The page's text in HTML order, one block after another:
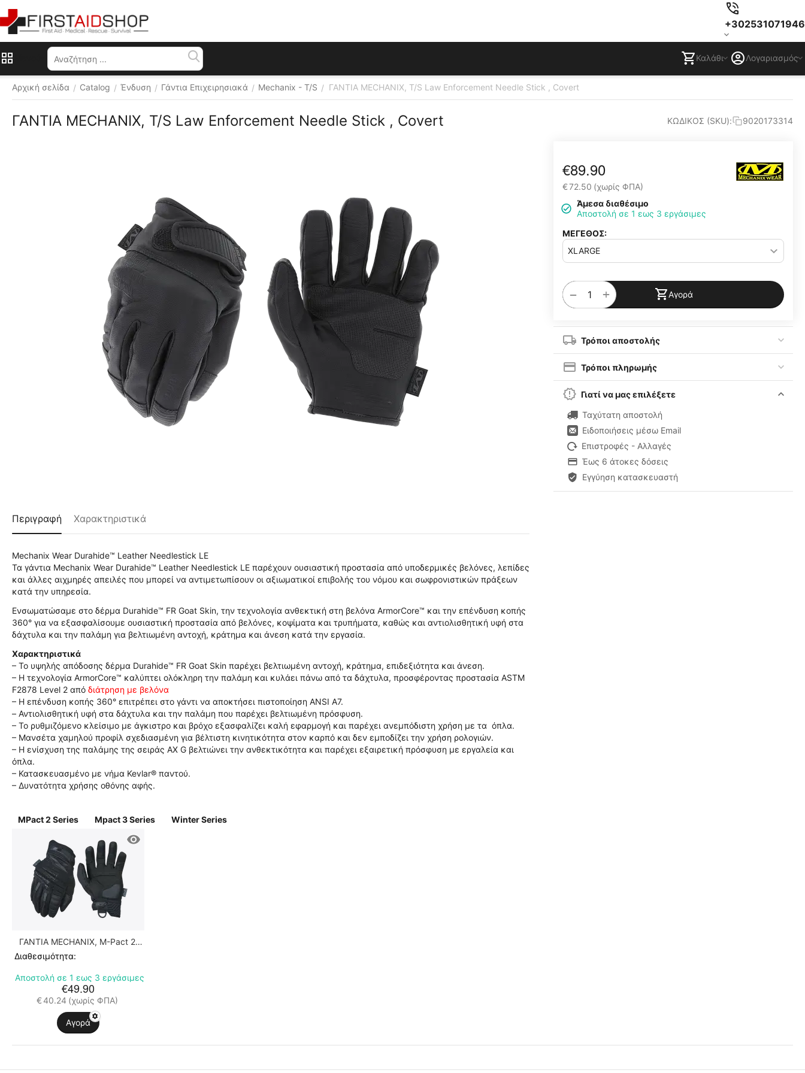
+302531071946
Καλάθι Λογαριασμός
Αρχική σελίδα / Catalog / Ένδυση / Γάντια Επιχειρησιακά / Mechanix - T/S / ΓΑΝΤΙΑ MECHANIX, T/S Law Enforcement Needle Stick , Covert
ΓΑΝΤΙΑ MECHANIX, T/S Law Enforcement Needle Stick , Covert ΚΩΔΙΚΟΣ (SKU): 9020173314
€89.90
€72.50 (χωρίς ΦΠΑ)
Άμεσα διαθέσιμο
Αποστολή σε 1 εως 3 εργάσιμες
ΜΕΓΕΘΟΣ:
+
− Αγορά
Τρόποι αποστολής
Τρόποι πληρωμής
Γιατί να μας επιλέξετε
Ταχύτατη αποστολή
Ειδοποιήσεις μέσω Email
Επιστροφές - Αλλαγές
Έως 6 άτοκες δόσεις
Εγγύηση κατασκευαστή
Περιγραφή Χαρακτηριστικά
Mechanix Wear Durahide™ Leather Needlestick LE
Τα γάντια Mechanix Wear Durahide™ Leather Needlestick LE παρέχουν ουσιαστική προστασία από υποδερμικές βελόνες, λεπίδες
και άλλες αιχμηρές απειλές που μπορεί να αντιμετωπίσουν οι αξιωματικοί επιβολής του νόμου και σωφρονιστικών πράξεων
κατά την υπηρεσία.
Ενσωματώσαμε στο δέρμα Durahide™ FR Goat Skin, την τεχνολογία ανθεκτική στη βελόνα ArmorCore™ και την επένδυση κοπής
360° για να εξασφαλίσουμε ουσιαστική προστασία από βελόνες, κοψίματα και τρυπήματα, καθώς και αντιολισθητική υφή στα
δάχτυλα και την παλάμη για βελτιωμένη αντοχή, κράτημα και άνεση κατά την εργασία.
Χαρακτηριστικά
– Το υψηλής απόδοσης δέρμα Durahide™ FR Goat Skin παρέχει βελτιωμένη αντοχή, κράτημα, επιδεξιότητα και άνεση.
– Η τεχνολογία ArmorCore™ καλύπτει ολόκληρη την παλάμη και κυλάει πάνω από τα δάχτυλα, προσφέροντας προστασία ASTM
F2878 Level 2 από διάτρηση με βελόνα
– Η επένδυση κοπής 360° επιτρέπει στο γάντι να αποκτήσει πιστοποίηση ANSI A7.
– Αντιολισθητική υφή στα δάχτυλα και την παλάμη που παρέχει βελτιωμένη πρόσφυση.
– Το ρυθμιζόμενο κλείσιμο με άγκιστρο και βρόχο εξασφαλίζει καλή εφαρμογή και παρέχει ανεμπόδιστη χρήση με τα όπλα.
– Μανσέτα χαμηλού προφίλ σχεδιασμένη για βέλτιστη κινητικότητα στον καρπό και δεν εμποδίζει την χρήση ρολογιών.
– Η ενίσχυση της παλάμης της σειράς AX G βελτιώνει την ανθεκτικότητα και παρέχει εξαιρετική πρόσφυση με εργαλεία και
όπλα.
– Κατασκευασμένο με νήμα Kevlar® παντού.
– Δυνατότητα χρήσης οθόνης αφής.
MPact 2 Series Mpact 3 Series Winter Series
ΓΑΝΤΙΑ MECHANIX, M-Pact 2,
Διαθεσιμότητα:
Αποστολή σε 1 εως 3 εργάσιμες
€49.90
€40.24 (χωρίς ΦΠΑ)
Αγορά